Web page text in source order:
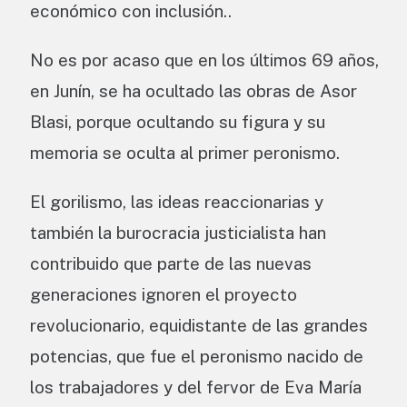
económico con inclusión..
No es por acaso que en los últimos 69 años,
en Junín, se ha ocultado las obras de Asor
Blasi, porque ocultando su figura y su
memoria se oculta al primer peronismo.
El gorilismo, las ideas reaccionarias y
también la burocracia justicialista han
contribuido que parte de las nuevas
generaciones ignoren el proyecto
revolucionario, equidistante de las grandes
potencias, que fue el peronismo nacido de
los trabajadores y del fervor de Eva María